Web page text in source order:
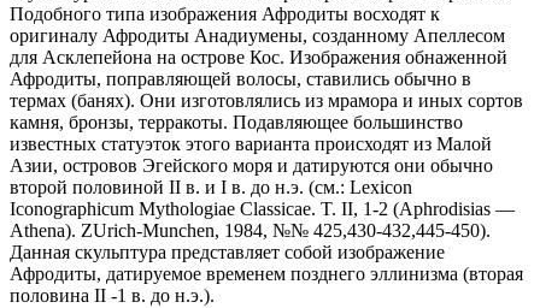
Подобного типа изображения Афродиты восходят к
оригиналу Афродиты Анадиумены, созданному Апеллесом
для Асклепейона на острове Кос. Изображения обнаженной
Афродиты, поправляющей волосы, ставились обычно в
термах (банях). Они изготовлялись из мрамора и иных сортов
камня, бронзы, терракоты. Подавляющее большинство
известных статуэток этого варианта происходят из Малой
Азии, островов Эгейского моря и датируются они обычно
второй половиной II в. и I в. до н.э. (см.: Lexicon
Iconographicum Mythologiae Classicae. T. II, 1-2 (Aphrodisias —
Athena). ZUrich-Munchen, 1984, №№ 425,430-432,445-450).
Данная скульптура представляет собой изображение
Афродиты, датируемое временем позднего эллинизма (вторая
половина II -1 в. до н.э.).